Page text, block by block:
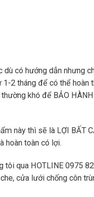
có hướng dẫn nhưng
2 tháng để có thể hoàn
khó để BẢO
này thì sẽ là LỢI BẤT
hoàn toàn có lợi.
tôi qua HOTLINE 0975
cửa lưới chống côn